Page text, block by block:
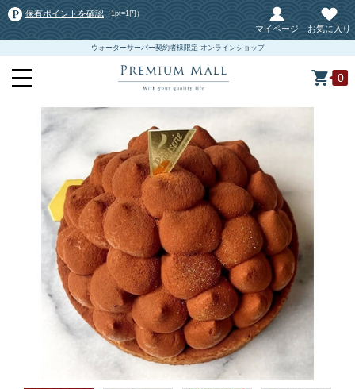
保有ポイントを確認 （1pt=1円）
マイページ お気に入り
ウォーターサーバー契約者様限定 オンラインショップ
0